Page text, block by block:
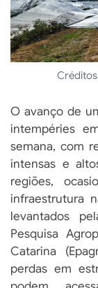
O avanço de
intempéries
semana, com
intensas e
regiões,
infraestrutura
levantados
Pesquisa
Catarina
perdas em